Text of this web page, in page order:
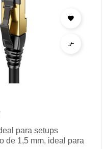


para setups
de 1,5 mm, ideal para